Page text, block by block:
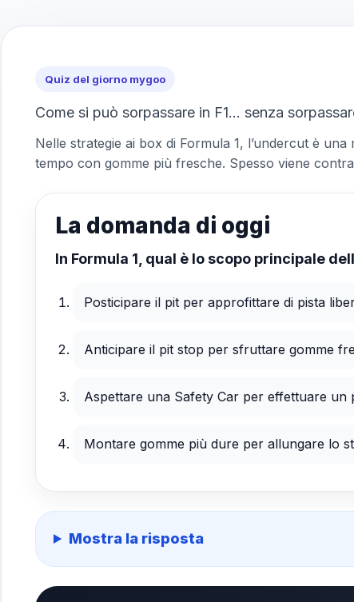
Quiz del giorno mygoo
Come si può sorpassare in F1… senza
Nelle strategie ai box di Formula 1, l’undercut è
tempo con gomme più fresche. Spesso viene
La domanda di oggi
In Formula 1, qual è lo scopo principale
Posticipare il pit per approfittare di pista
Anticipare il pit stop per sfruttare gomme
Aspettare una Safety Car per effettuare un
Montare gomme più dure per allungare lo
Mostra la risposta